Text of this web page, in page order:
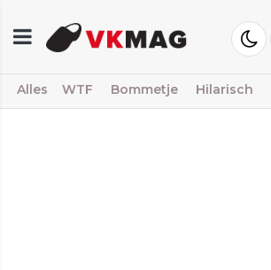
Alles WTF Bommetje Hilarisch